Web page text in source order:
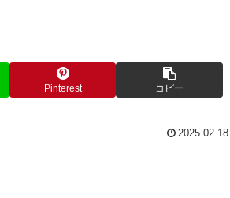
Pinterest コピー
2025.02.18